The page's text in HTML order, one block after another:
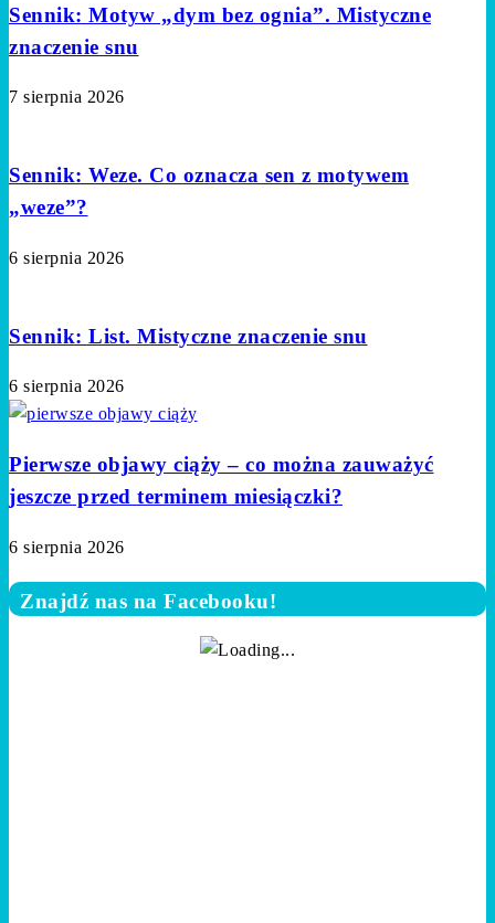
Sennik: Motyw „dym bez ognia”. Mistyczne
znaczenie snu
7 sierpnia 2026
Sennik: Weze. Co oznacza sen z motywem
„weze”?
6 sierpnia 2026
Sennik: List. Mistyczne znaczenie snu
6 sierpnia 2026
Pierwsze objawy ciąży – co można zauważyć
jeszcze przed terminem miesiączki?
6 sierpnia 2026
Znajdź nas na Facebooku!